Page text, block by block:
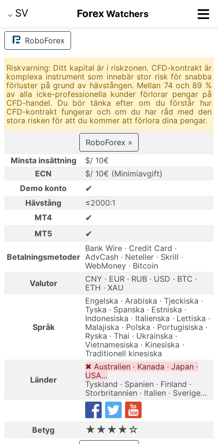
⌵ SV Forex Watchers ≡
RoboForex
Riskvarning: Ditt kapital är i riskzonen. CFD-kontrakt är
komplexa instrument som innebär stor risk för snabba
förluster på grund av hävstången. Mellan 74 och 89 %
av alla icke-professionella kunder förlorar pengar på
CFD-handel. Du bör tänka efter om du förstår hur
CFD-kontrakt fungerar och om du har råd med den
stora risken för att du kommer att förlora dina pengar.
RoboForex »
Minsta insättning
$/ 10€
ECN
$/ 10€ (Minimiavgift)
Demo konto
✔
Hävstång
≤2000:1
MT4
✔
MT5 ✔
Betalningsmetoder
Bank Wire · Credit Card ·
AdvCash · Neteller · Skrill ·
WebMoney · Bitcoin
Valutor
CNY · EUR · RUB · USD · BTC ·
ETH · XAU
Språk
Engelska · Arabiska · Tjeckiska ·
Tyska · Spanska · Estniska ·
Indonesiska · Italienska · Lettiska ·
Malajiska · Polska · Portugisiska ·
Ryska · Thai · Ukrainska ·
Vietnamesiska · Kinesiska ·
Traditionell kinesiska
Länder
✖ Australien · Kanada · Japan ·
USA…
Tyskland · Spanien · Finland ·
Storbritannien · Italien · Sverige…
Betyg ★★★★☆